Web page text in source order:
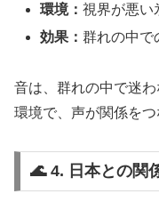
環境：視界が悪い
効果：群れの中で
音は、群れの中で迷
環境で、声が関係をつ
🌊 4. 日本との関